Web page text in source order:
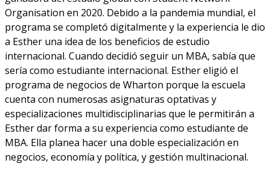
Organisation en 2020. Debido a la pandemia mundial, el
programa se completó digitalmente y la experiencia le dio
a Esther una idea de los beneficios de estudio
internacional. Cuando decidió seguir un MBA, sabía que
sería como estudiante internacional. Esther eligió el
programa de negocios de Wharton porque la escuela
cuenta con numerosas asignaturas optativas y
especializaciones multidisciplinarias que le permitirán a
Esther dar forma a su experiencia como estudiante de
MBA. Ella planea hacer una doble especialización en
negocios, economía y política, y gestión multinacional.